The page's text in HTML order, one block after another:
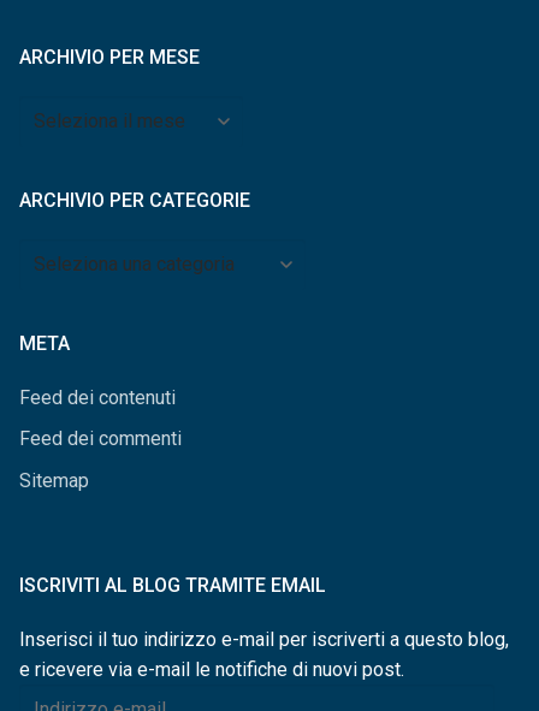
ARCHIVIO PER MESE
Archivio
ARCHIVIO PER CATEGORIE
Archivio
META
Feed dei contenuti
Feed dei commenti
Sitemap
ISCRIVITI AL BLOG TRAMITE EMAIL
Inserisci il tuo indirizzo e-mail per iscriverti a questo blog,
e ricevere via e-mail le notifiche di nuovi post.
Indirizzo